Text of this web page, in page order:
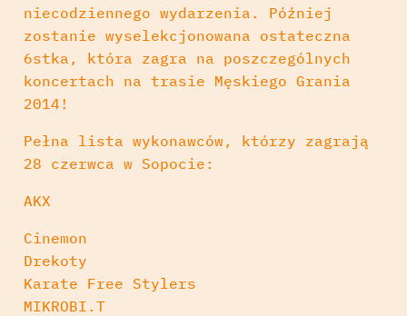
niecodziennego wydarzenia. Później
zostanie wyselekcjonowana ostateczna
6stka, która zagra na poszczególnych
koncertach na trasie Męskiego Grania
2014!
Pełna lista wykonawców, którzy zagrają
28 czerwca w Sopocie:
AKX
Cinemon
Drekoty
Karate Free Stylers
MIKROBI.T